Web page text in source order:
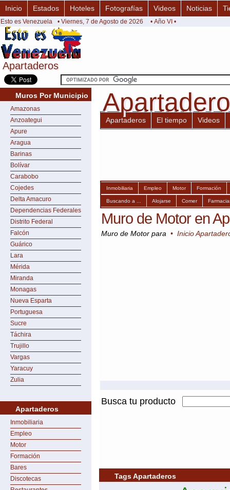
Apartaderos
Apartaderos
Inicio Estados Hoteles Fotografías Videos Noticias
Esto es Venezuela • Viernes, 7 de Agosto de 2026 • Año VI •
Muros Por Municipio
Amazonas
Anzoategui
Apure
Aragua
Barinas
Bolívar
Carabobo
Cojedes
Delta Amacuro
Dependencias Federales
Distrito Federal
Falcón
Guárico
Lara
Mérida
Miranda
Monagas
Nueva Esparta
Portuguesa
Sucre
Táchira
Trujillo
Vargas
Yaracuy
Zulia
Apartaderos
Inmobiliaria
Empleo
Motor
Formación
Bares
Discotecas
Apartaderos El tiempo Videos
Inmobiliaria Empleo Motor Formación
Buscando a ... Alojarse Comer
Muro de Motor en
Muro de Motor para • Inicio
Busca tu producto
Tags Apartaderos